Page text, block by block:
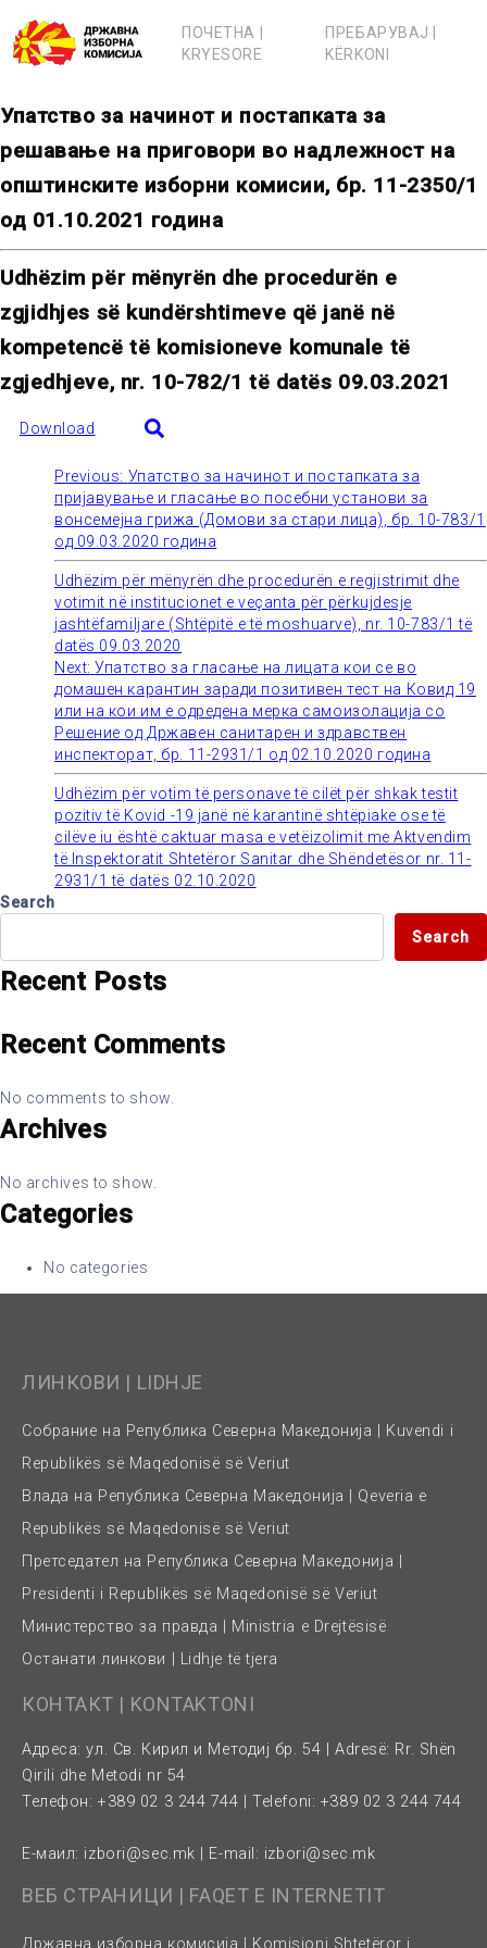
content
ПОЧЕТНА |
KRYESORE
ПРЕБАРУВАЈ |
KËRKONI
Упатство за начинот и постапката за
решавање на приговори во надлежност на
општинските изборни комисии, бр. 11-2350/1
од 01.10.2021 година
Udhëzim për mënyrën dhe procedurën e
zgjidhjes së kundërshtimeve që janë në
kompetencë të komisioneve komunale të
zgjedhjeve, nr. 10-782/1 të datës 09.03.2021
Download
Post
navigation
Previous: Упатство за начинот и постапката за
пријавување и гласање во посебни установи за
вонсемејна грижа (Домови за стари лица), бр. 10-783/1
од 09.03.2020 година
Udhëzim për mënyrën dhe procedurën e regjistrimit dhe
votimit në institucionet e veçanta për përkujdesje
jashtëfamiljare (Shtëpitë e të moshuarve), nr. 10-783/1 të
datës 09.03.2020
Next: Упатство за гласање на лицата кои се во
домашен карантин заради позитивен тест на Ковид 19
или на кои им е одредена мерка самоизолација со
Решение од Државен санитарен и здравствен
инспекторат, бр. 11-2931/1 од 02.10.2020 година
Udhëzim për votim të personave të cilët për shkak testit
pozitiv të Kovid -19 janë në karantinë shtëpiake ose të
cilëve iu është caktuar masa e vetëizolimit me Aktvendim
të Inspektoratit Shtetëror Sanitar dhe Shëndetësor nr. 11-
2931/1 të datës 02.10.2020
Search
Search
Recent Posts
Recent Comments
No comments to show.
Archives
No archives to show.
Categories
No categories
ЛИНКОВИ | LIDHJE
Собрание на Република Северна Македонија | Kuvendi i
Republikës së Maqedonisë së Veriut
Влада на Република Северна Македонија | Qeveria e
Republikës së Maqedonisë së Veriut
Претседател на Република Северна Македонија |
Presidenti i Republikës së Maqedonisë së Veriut
Министерство за правда | Ministria e Drejtësisë
Останати линкови | Lidhje të tjera
КОНТАКТ | KONTAKTONI
Адреса: ул. Св. Кирил и Методиј бр. 54 | Adresë: Rr. Shën
Qirili dhe Metodi nr 54
Телефон: +389 02 3 244 744 | Telefoni: +389 02 3 244 744
Е-маил: izbori@sec.mk | E-mail: izbori@sec.mk
ВЕБ СТРАНИЦИ | FAQET E INTERNETIT